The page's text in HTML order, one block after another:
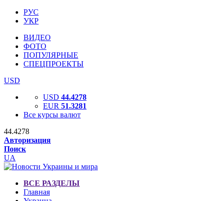
РУС
УКР
ВИДЕО
ФОТО
ПОПУЛЯРНЫЕ
СПЕЦПРОЕКТЫ
USD
USD 44.4278
EUR 51.3281
Все курсы валют
44.4278
Авторизация
Поиск
UA
ВСЕ РАЗДЕЛЫ
Главная